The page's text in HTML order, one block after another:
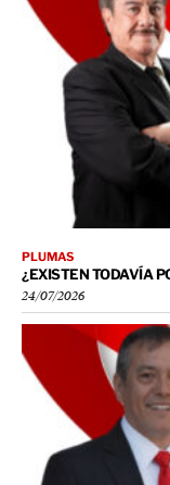
PLUMAS
¿EXISTEN TODAVÍA
24/07/2026